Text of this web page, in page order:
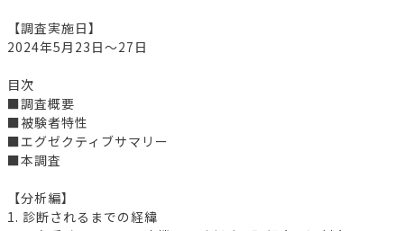
【調査実施日】
2024年5月23日～27日
目次
■調査概要
■被験者特性
■エグゼクティブサマリー
■本調査
【分析編】
1. 診断されるまでの経緯